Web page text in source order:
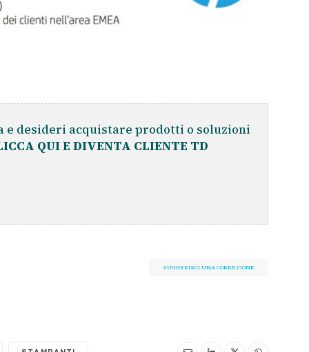
e desideri acquistare prodotti o soluzioni
QUI E DIVENTA CLIENTE TD
SUGGERISCI UNA CORREZIONE